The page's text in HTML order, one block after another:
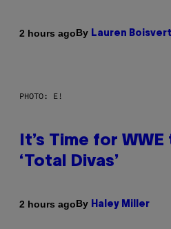
2 hours agoBy Lauren Boisvert
PHOTO: E!
It’s Time for
‘Total Divas’
2 hours agoBy Haley Miller